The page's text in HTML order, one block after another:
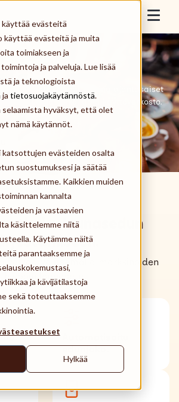
evästeitä
käyttää evästeitä ja muita
toimiakseen ja
ja palveluja. Lue lisää
ja teknologioista
ja tietosuojakäytännöstä.
selaamista hyväksyt, että olet
nämä käytännöt.
evästeiden osalta
suostumuksesi ja säätää
Kaikkien muiden
kannalta
ja vastaavien
käsittelemme niitä
Käytämme näitä
parantaaksemme ja
ja kävijätilastoja
sekä toteuttaaksemme
Hylkää
hallinnointi, selkeät ja aina ajantasaiset
maksutavat sekä laaja käyttöverkosto.
työsuhde-etu.
ratkaisu lounasedun
vaivaa valitsemalla markkinoiden
helpoin lounasetu.
edunjako.